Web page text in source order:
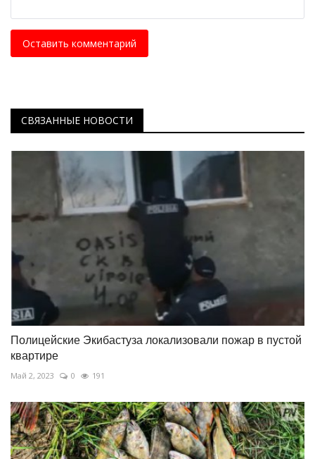
Оставить комментарий
СВЯЗАННЫЕ НОВОСТИ
Полицейские Экибастуза локализовали пожар в пустой
квартире
Май 2, 2023 0 191